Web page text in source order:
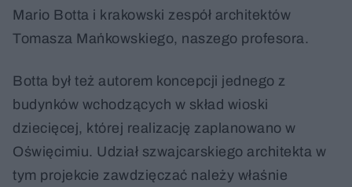
Mario Botta i krakowski zespół architektów
Tomasza Mańkowskiego, naszego profesora.
Botta był też autorem koncepcji jednego z
budynków wchodzących w skład wioski
dziecięcej, której realizację zaplanowano w
Oświęcimiu. Udział szwajcarskiego architekta w
tym projekcie zawdzięczać należy właśnie